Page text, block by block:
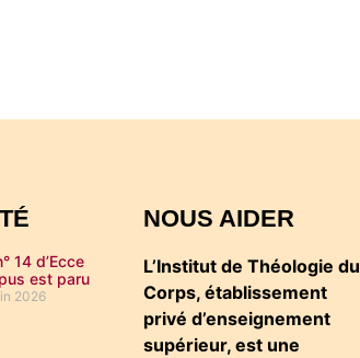
14 d’Ecce
est paru
2026
NOUS AIDER
L’Institut de Théologie du
Corps, établissement
privé d’enseignement
supérieur, est une